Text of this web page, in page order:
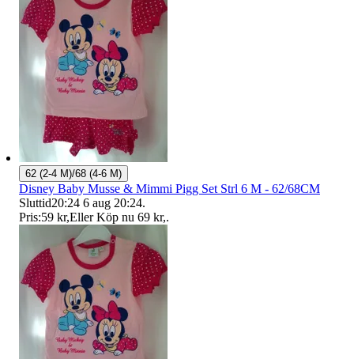
62 (2-4 M)/68 (4-6 M)
Disney Baby Musse & Mimmi Pigg Set Strl 6 M - 62/68CM
Sluttid20:24 6 aug 20:24.
Pris:59 kr,Eller Köp nu 69 kr,.